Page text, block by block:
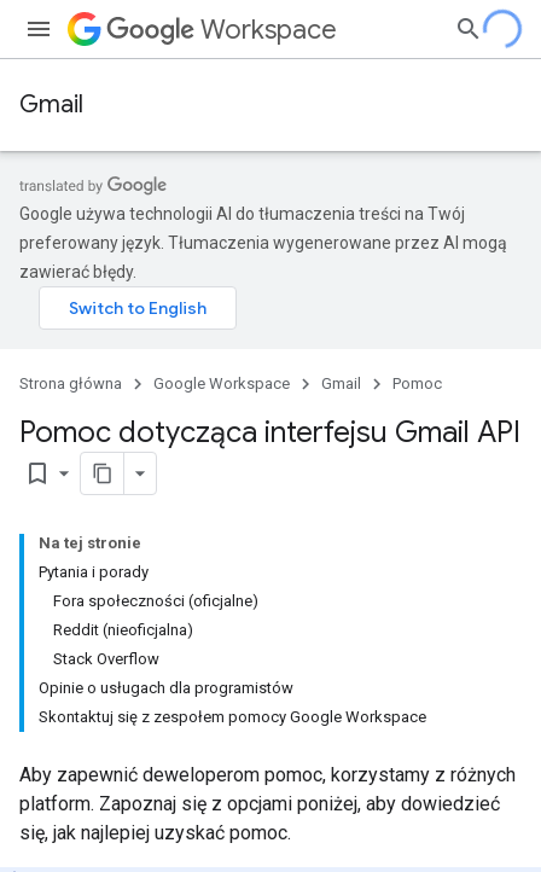
Workspace
Gmail
Google używa technologii AI do tłumaczenia treści na Twój
preferowany język. Tłumaczenia wygenerowane przez AI mogą
zawierać błędy.
Strona główna Google Workspace Gmail Pomoc
Pomoc dotycząca interfejsu Gmail API
bookmark_border
Na tej stronie
Pytania i porady
Fora społeczności (oficjalne)
Reddit (nieoficjalna)
Stack Overflow
Opinie o usługach dla programistów
Skontaktuj się z zespołem pomocy Google Workspace
Aby zapewnić deweloperom pomoc, korzystamy z różnych
platform. Zapoznaj się z opcjami poniżej, aby dowiedzieć
się, jak najlepiej uzyskać pomoc.